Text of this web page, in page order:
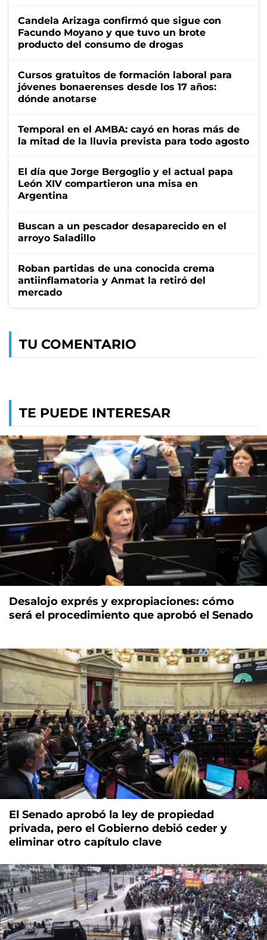
Candela Arizaga confirmó que sigue con
Facundo Moyano y que tuvo un brote
producto del consumo de drogas
Cursos gratuitos de formación laboral para
jóvenes bonaerenses desde los 17 años:
dónde anotarse
Temporal en el AMBA: cayó en horas más de
la mitad de la lluvia prevista para todo agosto
El día que Jorge Bergoglio y el actual papa
León XIV compartieron una misa en
Argentina
Buscan a un pescador desaparecido en el
arroyo Saladillo
Roban partidas de una conocida crema
antiinflamatoria y Anmat la retiró del
mercado
TU COMENTARIO
TE PUEDE INTERESAR
Desalojo exprés y expropiaciones: cómo
será el procedimiento que aprobó el Senado
El Senado aprobó la ley de propiedad
privada, pero el Gobierno debió ceder y
eliminar otro capítulo clave